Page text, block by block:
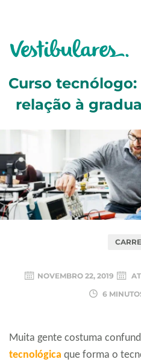
Curso
relação à
NOVEMBRO 22, 2019
6
Muita gente costuma
tecnológica que forma o